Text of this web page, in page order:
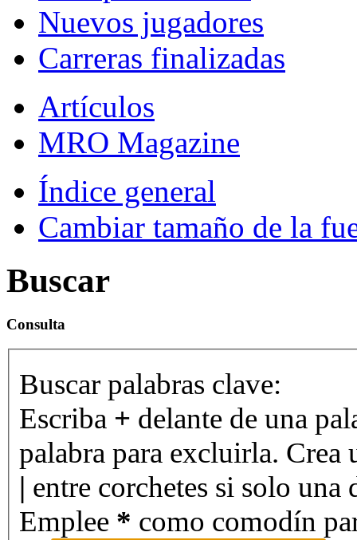
Nuevos jugadores
Carreras finalizadas
Artículos
MRO Magazine
Índice general
Cambiar tamaño de la
Buscar
Consulta
Buscar palabras clave:
Escriba + delante de una
palabra para excluirla. Crea
| entre corchetes si solo una
Emplee * como comodín